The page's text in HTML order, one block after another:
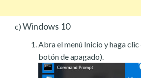
c) Windows 10
Abra el menú Inicio y haga
botón de apagado).